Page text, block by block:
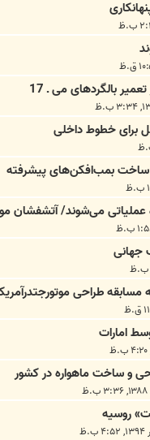
بالگردهای می ـ 17
ساخت بمب‌افکن‌های پیشرفته
می‌شوند/ آتشفشان
جهانی
طراحی
امارات
و ساخت ماهواره در کشور
روسیه